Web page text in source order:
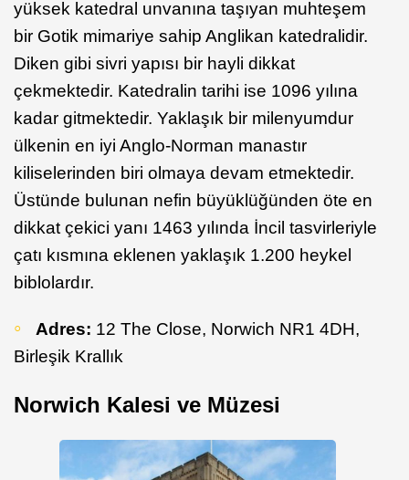
yüksek katedral unvanına taşıyan muhteşem
bir Gotik mimariye sahip Anglikan katedralidir.
Diken gibi sivri yapısı bir hayli dikkat
çekmektedir. Katedralin tarihi ise 1096 yılına
kadar gitmektedir. Yaklaşık bir milenyumdur
ülkenin en iyi Anglo-Norman manastır
kiliselerinden biri olmaya devam etmektedir.
Üstünde bulunan nefin büyüklüğünden öte en
dikkat çekici yanı 1463 yılında İncil tasvirleriyle
çatı kısmına eklenen yaklaşık 1.200 heykel
biblolardır.
Adres: 12 The Close, Norwich NR1 4DH,
Birleşik Krallık
Norwich Kalesi ve Müzesi